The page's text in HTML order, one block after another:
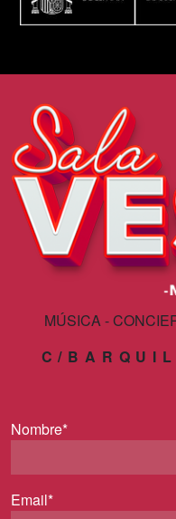
MÚSICA -
C/
Nombre*
Email*